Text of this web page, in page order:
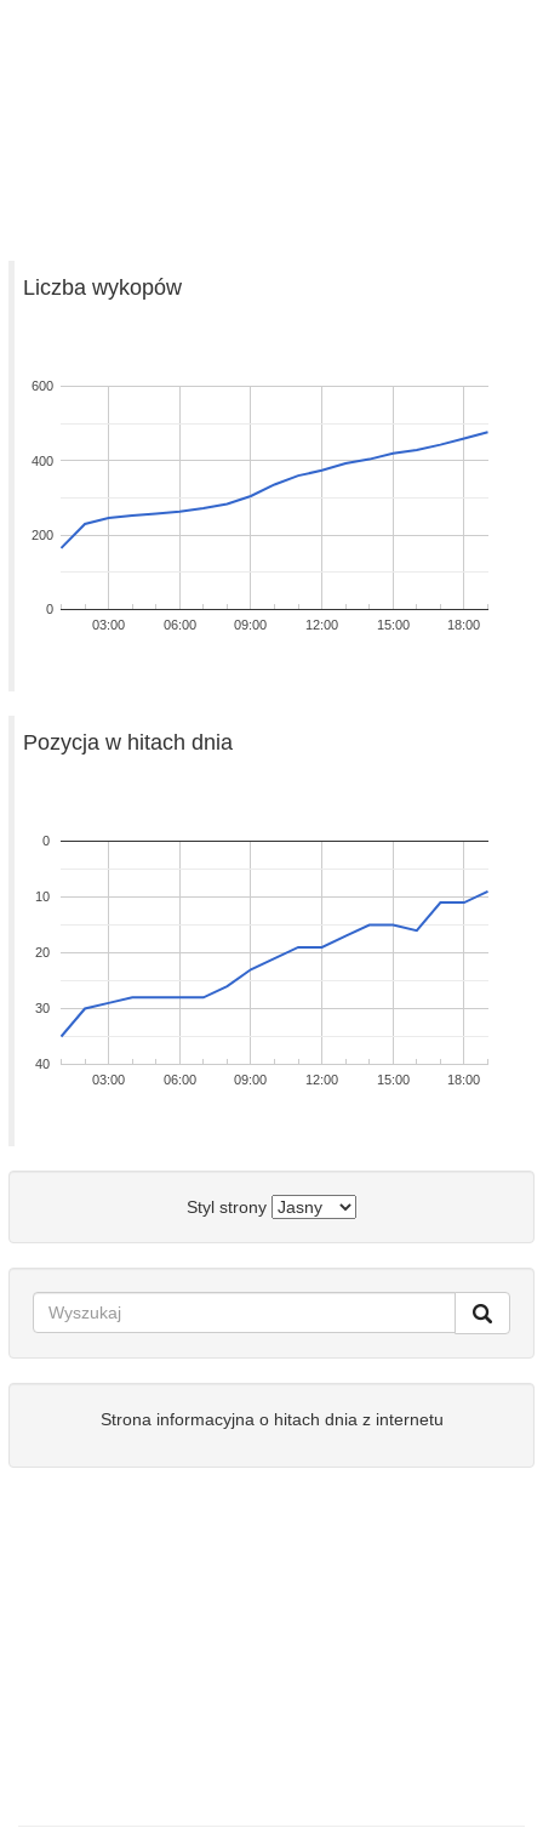
Liczba wykopów
03:00 06:00 09:00 12:00 15:00 18:00
0
200
400
600
Pozycja w hitach dnia
03:00 06:00 09:00 12:00 15:00 18:00
0
10
20
30
40
Styl strony
Strona informacyjna o hitach dnia z internetu